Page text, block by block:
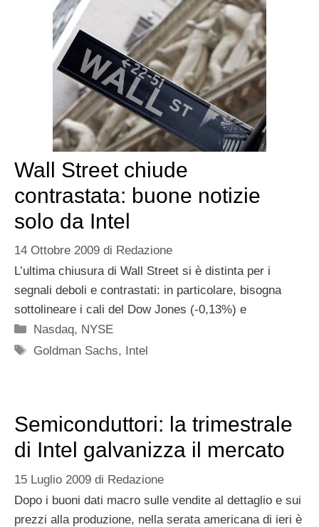
Wall Street chiude
contrastata: buone notizie
solo da Intel
14 Ottobre 2009 di Redazione
L’ultima chiusura di Wall Street si è distinta per i
segnali deboli e contrastati: in particolare, bisogna
sottolineare i cali del Dow Jones (-0,13%) e
Categorie
Nasdaq, NYSE
Tag
Goldman Sachs, Intel
Semiconduttori: la trimestrale
di Intel galvanizza il mercato
15 Luglio 2009 di Redazione
Dopo i buoni dati macro sulle vendite al dettaglio e sui
prezzi alla produzione, nella serata americana di ieri è